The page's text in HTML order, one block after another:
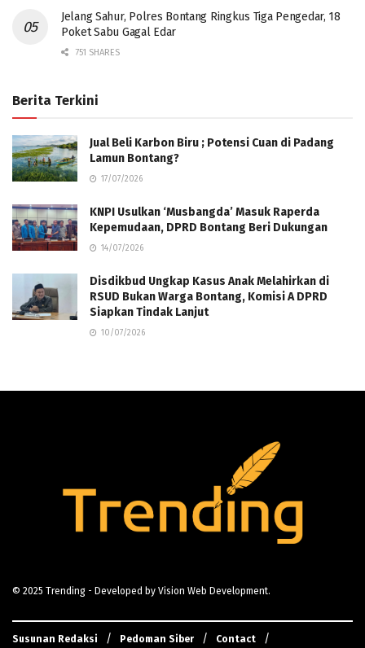
Jelang Sahur, Polres Bontang Ringkus Tiga Pengedar, 18
Poket Sabu Gagal Edar
751 SHARES
Berita Terkini
Jual Beli Karbon Biru ; Potensi Cuan di Padang
Lamun Bontang?
17/07/2026
KNPI Usulkan ‘Musbangda’ Masuk Raperda
Kepemudaan, DPRD Bontang Beri Dukungan
14/07/2026
Disdikbud Ungkap Kasus Anak Melahirkan di
RSUD Bukan Warga Bontang, Komisi A DPRD
Siapkan Tindak Lanjut
10/07/2026
© 2025 Trending - Developed by Vision Web Development.
Susunan Redaksi Pedoman Siber Contact